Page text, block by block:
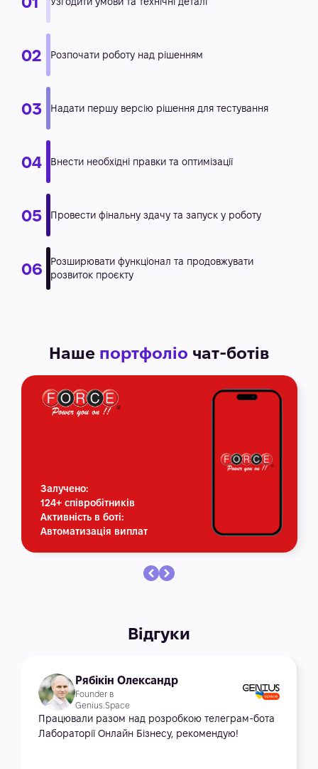
Наше портфоліо чат-ботів
Залучено:
124+ співробітників
Активність в боті:
Автоматизація виплат
Відгуки
Рябікін Олександр
Founder в
Genius.Space
Працювали разом над розробкою телеграм-бота
Лабораторії Онлайн Бізнесу, рекомендую!